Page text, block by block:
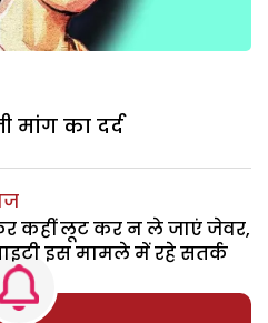
मांग का दर्द
कहीं लूट कर न ले जाएं जेवर,
इस मामले में रहे सतर्क